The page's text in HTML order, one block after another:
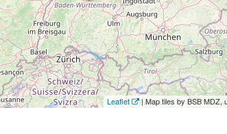
Leaflet | Map tiles by BSB MDZ,